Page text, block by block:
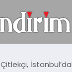
Çitlekçi,